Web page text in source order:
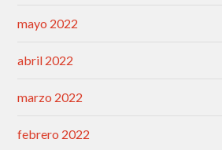
mayo 2022
abril 2022
marzo 2022
febrero 2022